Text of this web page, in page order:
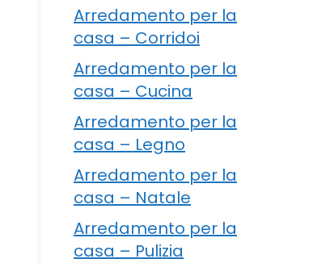
Arredamento per la
casa – Corridoi
Arredamento per la
casa – Cucina
Arredamento per la
casa – Legno
Arredamento per la
casa – Natale
Arredamento per la
casa – Pulizia